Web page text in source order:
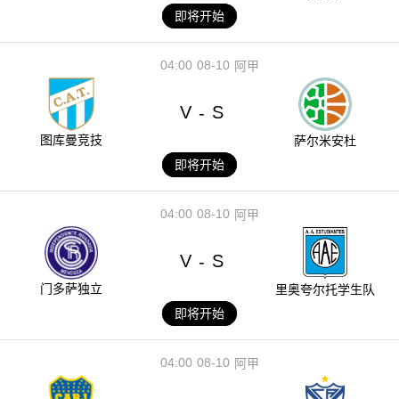
即将开始
08-10
04:00 阿甲
图库曼竞技
V - S
萨尔米安杜
即将开始
08-10
04:00 阿甲
门多萨独立
V - S
里奥夸尔托学生队
即将开始
08-10
04:00 阿甲